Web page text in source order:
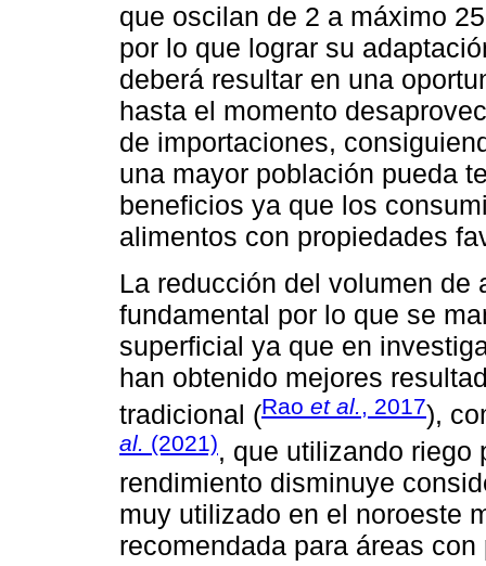
que oscilan de 2 a máximo
por lo que lograr su
deberá resultar en una
hasta el momento
de importaciones,
una mayor población pueda
beneficios ya que los
alimentos con propiedades
La reducción del volumen
fundamental por lo que se
superficial ya que en
han obtenido mejores
tradicional (Rao et al. , 2017),
al. (2021), que utilizando riego
rendimiento disminuye
muy utilizado en el noroeste
recomendada para áreas